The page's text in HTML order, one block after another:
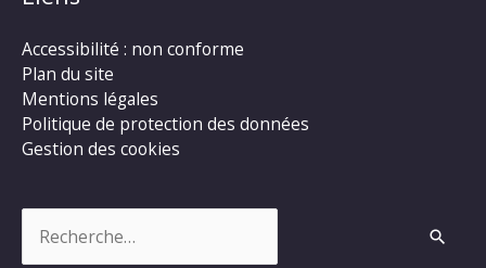
Accessibilité : non conforme
Plan du site
Mentions légales
Politique de protection des données
Gestion des cookies